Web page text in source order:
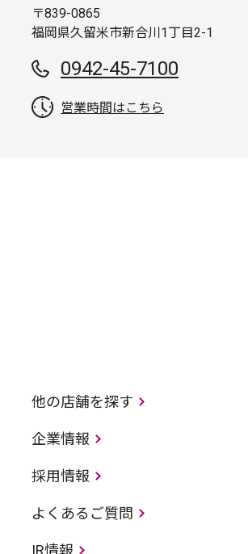
〒839-0865
福岡県久留米市新合川1丁目2-1
0942-45-7100
営業時間はこちら
他の店舗を探す
企業情報
採用情報
よくあるご質問